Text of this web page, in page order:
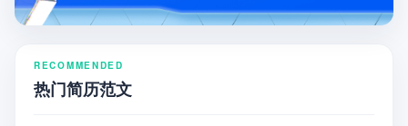
RECOMMENDED
热门简历范文